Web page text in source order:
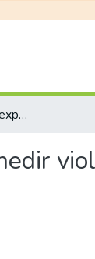
Validación por juicio de expertos de una escala para medir violencia de pareja en Bogotá, Colombia /